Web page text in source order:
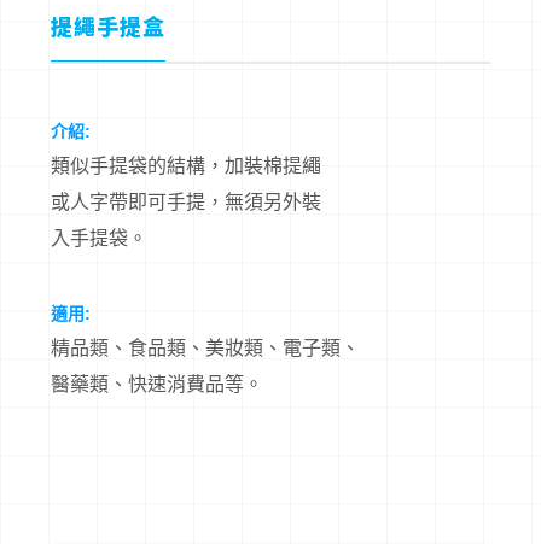
提繩手提盒
介紹:
類似手提袋的結構，加裝棉提繩
或人字帶即可手提，無須另外裝
入手提袋。
適用:
精品類、食品類、美妝類、電子類、
醫藥類、快速消費品等。